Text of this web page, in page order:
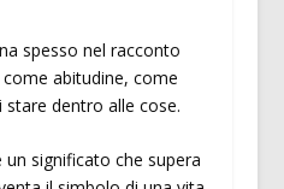
spesso nel racconto
abitudine, come
dentro alle cose.
significato che supera